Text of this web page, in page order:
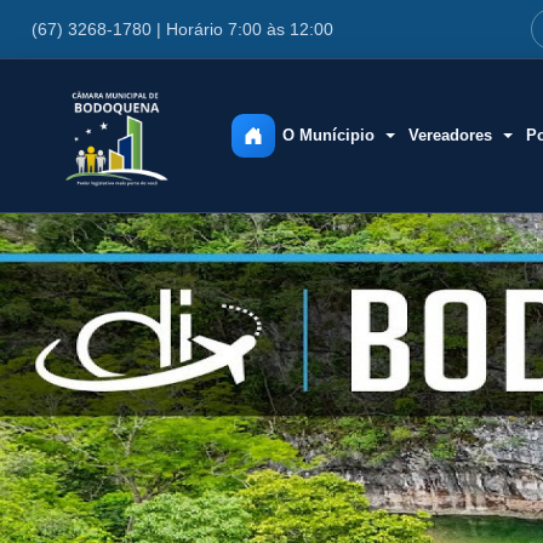
(67) 3268-1780 | Horário 7:00 às 12:00
O Munícipio Vereadores